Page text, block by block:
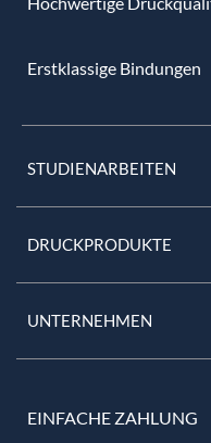
Erstklassige Bindungen
STUDIENARBEITEN
DRUCKPRODUKTE
UNTERNEHMEN
EINFACHE ZAHLUNG